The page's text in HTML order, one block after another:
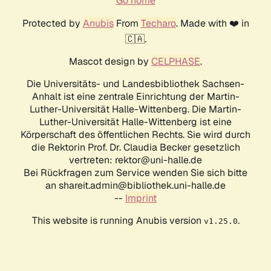
Protected by AnubisFrom Techaro. Made with ❤️ in
🇨🇦.
Mascot design by CELPHASE.
Die Universitäts- und Landesbibliothek Sachsen-
Anhalt ist eine zentrale Einrichtung der Martin-
Luther-Universität Halle-Wittenberg. Die Martin-
Luther-Universität Halle-Wittenberg ist eine
Körperschaft des öffentlichen Rechts. Sie wird durch
die Rektorin Prof. Dr. Claudia Becker gesetzlich
vertreten: rektor@uni-halle.de
Bei Rückfragen zum Service wenden Sie sich bitte
an shareit.admin@bibliothek.uni-halle.de
-- Imprint
This website is running Anubis version v1.25.0.